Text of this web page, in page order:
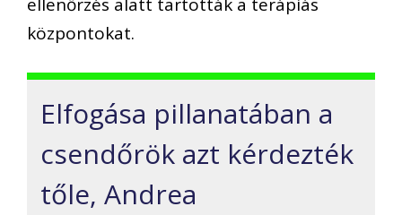
központokat.
Elfogása pillanatában a
csendőrök azt kérdezték
tőle, Andrea